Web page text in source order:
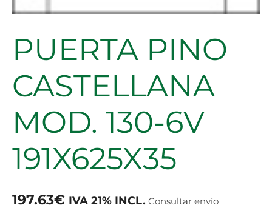
PUERTA PINO
CASTELLANA
MOD. 130-6V
191X625X35
197.63€ IVA 21% INCL. Consultar envío